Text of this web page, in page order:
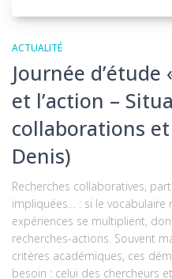
ACTUALITÉ
Journée d’étude
et l’action –
collaborations
Denis)
Recherches collaboratives,
impliquées… : si le vocabulaire
expériences se multiplient,
recherches-actions. Souvent
critères académiques, ces
besoin : celui des chercheurs